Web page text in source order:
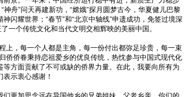
舟”问天再建新功，“嫦娥”探月圆梦古今，华夏健儿巴黎
闪耀世界；“春节”和“北京中轴线”申遗成功，免签过境深
一个传统文化和当代文明交相辉映的美丽中国。
上，每一个人都是主角，每一份付出都弥足珍贵，每一束
侨侨眷秉持恋祖爱乡的优良传统，热忱参与中国式现代化
方面贡献了不可或缺的侨界力量。在此，我要向所有为
示衷心感谢！